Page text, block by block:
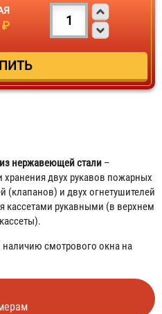
₽
нержавеющей стали –
двух рукавов пожарных
(клапанов) и двух огнетушителей
кассетами рукавными (в верхнем
наличию смотрового окна на